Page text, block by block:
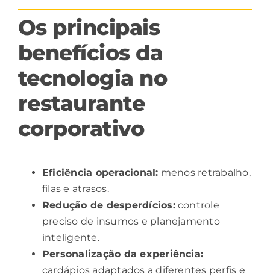
Os principais
benefícios da
tecnologia no
restaurante
corporativo
Eficiência operacional: menos retrabalho,
filas e atrasos.
Redução de desperdícios:controle
preciso de insumos e planejamento
inteligente.
Personalização da experiência:
cardápios adaptados a diferentes perfis e